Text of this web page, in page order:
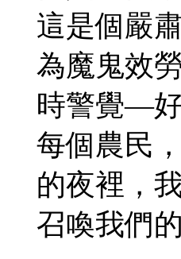
這是個嚴
為魔鬼效
時警覺—
每個農民
的夜裡，
召喚我們